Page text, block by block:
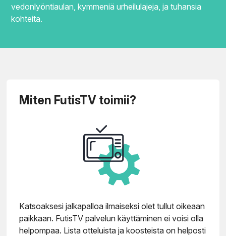
vedonlyöntiaulan, kymmeniä urheilulajeja, ja tuhansia
kohteita.
Miten FutisTV toimii?
Katsoaksesi jalkapalloa ilmaiseksi olet tullut oikeaan
paikkaan. FutisTV palvelun käyttäminen ei voisi olla
helpompaa. Lista otteluista ja koosteista on helposti